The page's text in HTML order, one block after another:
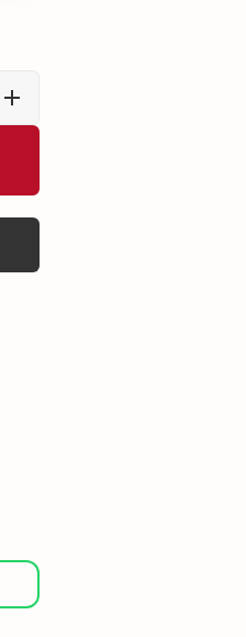
Aumentar
RGB
WARRIOR
TOWER